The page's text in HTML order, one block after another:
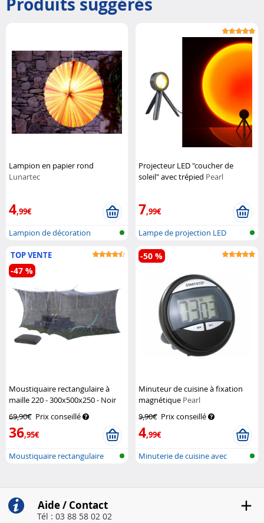
Lampion en papier rond
Lunartec
4,99€
Lampion de décoration
Projecteur LED "coucher de
soleil" avec trépied Pearl
7,99€
Lampe de projection LED
coucher de...
TOP VENTE
Moustiquaire rectangulaire à
maille 220 - 300x500x250 - Noir
69,90€ Prix conseillé
36,95€
-47 %
Moustiquaire rectangulaire
Minuteur de cuisine à fixation
magnétique Pearl
9,90€ Prix conseillé
4,99€
-50 %
Minuterie de cuisine avec
Aide / Contact
Tél : 03 88 58 02 02